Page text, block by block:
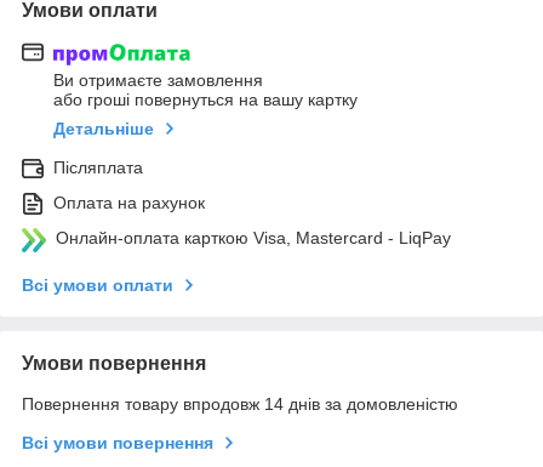
Умови оплати
Ви отримаєте замовлення
або гроші повернуться на вашу картку
Детальніше
Післяплата
Оплата на рахунок
Онлайн-оплата карткою Visa, Mastercard - LiqPay
Всі умови оплати
Умови повернення
Повернення товару впродовж 14 днів за домовленістю
Всі умови повернення